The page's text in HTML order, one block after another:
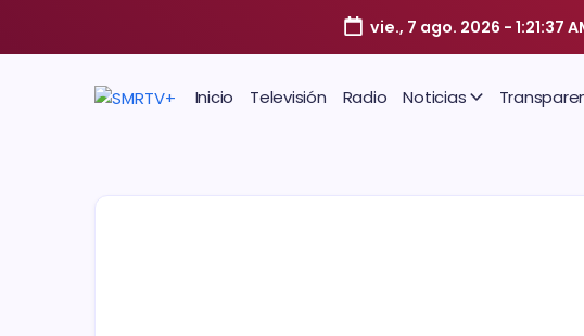
vie., 7 ago. 2026 - 1:21:37
Inicio Televisión Radio Noticias